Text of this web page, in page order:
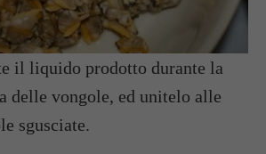
il liquido prodotto durante la
delle vongole, ed unitelo alle
sgusciate.